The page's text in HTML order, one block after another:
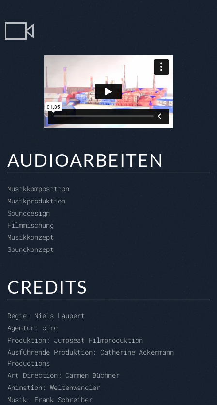
AUDIOARBEITEN
Musikkomposition
Musikproduktion
Sounddesign
Filmmischung
Musikkonzept
Soundkonzept
CREDITS
Regie: Niels Laupert
Agentur: circ
Produktion: Jumpseat Filmproduktion
Ausführende Produktion: Catherine Ackermann
Productions
Art Direction: Carmen Büchner
Animation: Weltenwandler
Musik: Frank Schreiber